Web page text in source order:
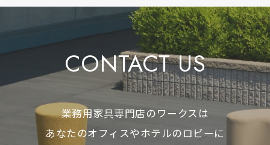
CONTACT US
業務用家具専門店のワークスは
あなたのオフィスやホテルのロビーに